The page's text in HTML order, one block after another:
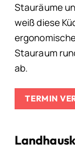
Stauräume
weiß diese
Stauraum
ab.
TERMIN